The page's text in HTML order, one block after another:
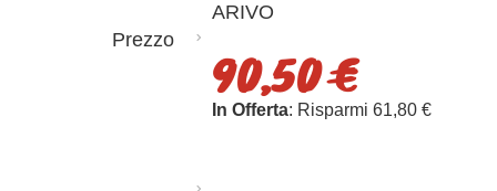
ARIVO
Prezzo
90,50 €
In Offerta: Risparmi 61,80 €